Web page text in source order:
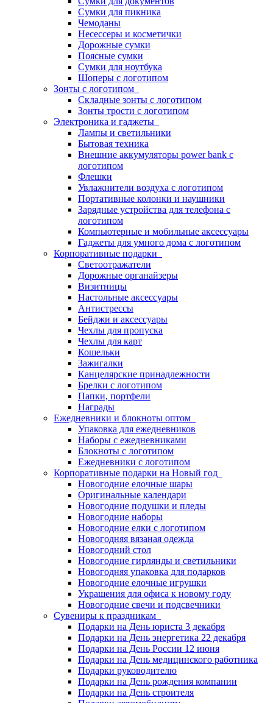
Сумки для пикника
Чемоданы
Несессеры и косметички
Дорожные сумки
Поясные сумки
Сумки для ноутбука
Шоперы с логотипом
Зонты с логотипом
Складные зонты с логотипом
Зонты трости с логотипом
Электроника и гаджеты
Лампы и светильники
Бытовая техника
Внешние аккумуляторы power bank с
логотипом
Флешки
Увлажнители воздуха с логотипом
Портативные колонки и наушники
Зарядные устройства для телефона с
логотипом
Компьютерные и мобильные аксессуары
Гаджеты для умного дома с логотипом
Корпоративные подарки
Светоотражатели
Дорожные органайзеры
Визитницы
Настольные аксессуары
Антистрессы
Бейджи и аксессуары
Чехлы для пропуска
Чехлы для карт
Кошельки
Зажигалки
Канцелярские принадлежности
Брелки с логотипом
Папки, портфели
Награды
Ежедневники и блокноты оптом
Упаковка для ежедневников
Наборы с ежедневниками
Блокноты с логотипом
Ежедневники с логотипом
Корпоративные подарки на Новый год
Новогодние елочные шары
Оригинальные календари
Новогодние подушки и пледы
Новогодние наборы
Новогодние елки с логотипом
Новогодняя вязаная одежда
Новогодний стол
Новогодние гирлянды и светильники
Новогодняя упаковка для подарков
Новогодние елочные игрушки
Украшения для офиса к новому году
Новогодние свечи и подсвечники
Сувениры к праздникам
Подарки на День юриста 3 декабря
Подарки на День энергетика 22 декабря
Подарки на День России 12 июня
Подарки на День медицинского работника
Подарки руководителю
Подарки на День рождения компании
Подарки на День строителя